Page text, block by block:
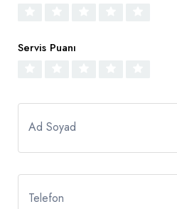
Servis Puanı
Ad Soyad
Telefon